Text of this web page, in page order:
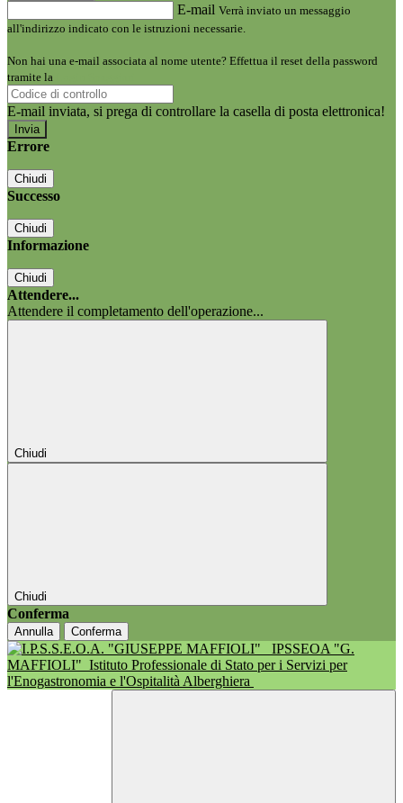
E-mail Verrà inviato un messaggio
all'indirizzo indicato con le istruzioni necessarie.
Non hai una e-mail associata al nome utente? Effettua il reset della password
tramite la
E-mail inviata, si prega di controllare la casella di posta elettronica!
Errore
Chiudi
Successo
Chiudi
Informazione
Chiudi
Attendere...
Attendere il completamento dell'operazione...
Chiudi
Chiudi
Conferma
Annulla Conferma
IPSSEOA "G.
MAFFIOLI" Istituto Professionale di Stato per i Servizi per
l'Enogastronomia e l'Ospitalità Alberghiera